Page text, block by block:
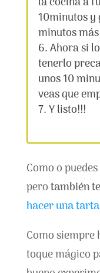
10minutos
minutos
Ahora si
tenerlo
unos 10
veas que
Y listo!!!
Como o
perotambién
hacer una
Como siempre
toque mágico